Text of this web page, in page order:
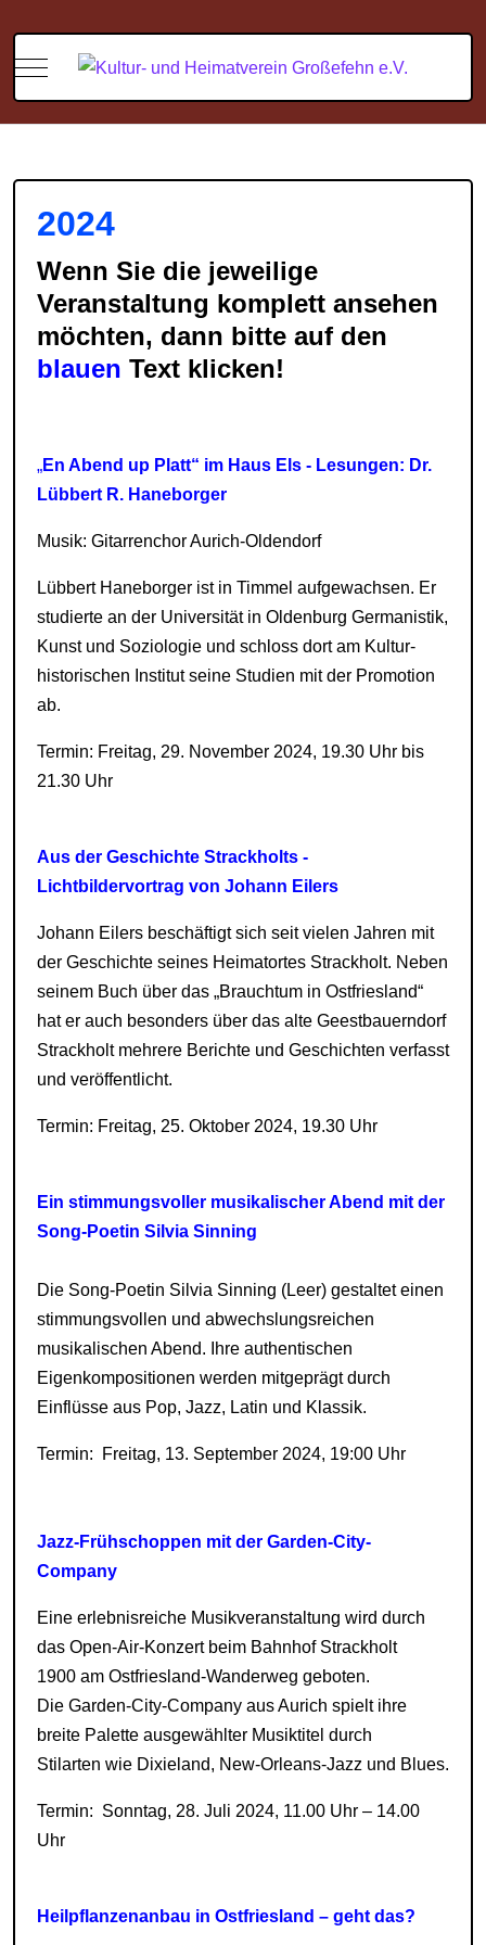
Mobile Menu Toggle
2024
Wenn Sie die jeweilige
Veranstaltung komplett ansehen
möchten, dann bitte auf den
blauen Text klicken!
„En Abend up Platt“ im Haus Els - Lesungen: Dr.
Lübbert R. Haneborger
Musik: Gitarrenchor Aurich-Oldendorf
Lübbert Haneborger ist in Timmel aufgewachsen. Er
studierte an der Universität in Oldenburg Germanistik,
Kunst und Soziologie und schloss dort am Kultur-
historischen Institut seine Studien mit der Promotion
ab.
Termin: Freitag, 29. November 2024, 19.30 Uhr bis
21.30 Uhr
Aus der Geschichte Strackholts -
Lichtbildervortrag von Johann Eilers
Johann Eilers beschäftigt sich seit vielen Jahren mit
der Geschichte seines Heimatortes Strackholt. Neben
seinem Buch über das „Brauchtum in Ostfriesland“
hat er auch besonders über das alte Geestbauerndorf
Strackholt mehrere Berichte und Geschichten verfasst
und veröffentlicht.
Termin: Freitag, 25. Oktober 2024, 19.30 Uhr
Ein stimmungsvoller musikalischer Abend mit der
Song-Poetin Silvia Sinning
Die Song-Poetin Silvia Sinning (Leer) gestaltet einen
stimmungsvollen und abwechslungsreichen
musikalischen Abend. Ihre authentischen
Eigenkompositionen werden mitgeprägt durch
Einflüsse aus Pop, Jazz, Latin und Klassik.
Termin: Freitag, 13. September 2024, 19:00 Uhr
Jazz-Frühschoppen mit der Garden-City-
Company
Eine erlebnisreiche Musikveranstaltung wird durch
das Open-Air-Konzert beim Bahnhof Strackholt
1900 am Ostfriesland-Wanderweg geboten.
Die Garden-City-Company aus Aurich spielt ihre
breite Palette ausgewählter Musiktitel durch
Stilarten wie Dixieland, New-Orleans-Jazz und Blues.
Termin: Sonntag, 28. Juli 2024, 11.00 Uhr – 14.00
Uhr
Heilpflanzenanbau in Ostfriesland – geht das?